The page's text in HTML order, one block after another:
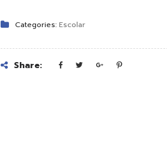
Categories: Escolar
Share: